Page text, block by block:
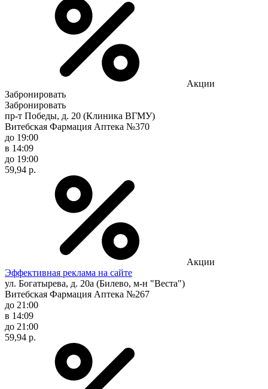
Акции
Забронировать
Забронировать
пр-т Победы, д. 20 (Клиника ВГМУ)
Витебская Фармация Аптека №370
до 19:00
в 14:09
до 19:00
59,94 р.
Акции
Эффективная реклама на сайте
ул. Богатырева, д. 20а (Билево, м-н "Веста")
Витебская Фармация Аптека №267
до 21:00
в 14:09
до 21:00
59,94 р.